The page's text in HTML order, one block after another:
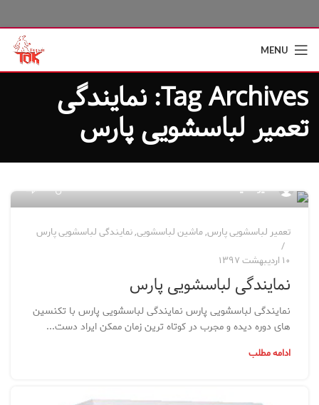
MENU
Tag Archives: نمایندگی
تعمیر لباسشویی پارس
مدیر سایت
تعمیر لباسشویی پارس,ماشین لباسشویی,نمایندگی لباسشویی پارس
۱۰ اردیبهشت ۱۳۹۷
نمایندگی لباسشویی پارس
نمایندگی لباسشویی پارس نمایندگی لباسشویی پارس با تکنسین
های دوره دیده و مجرب در کوتاه ترین زمان ممکن ایراد دست...
ادامه مطلب